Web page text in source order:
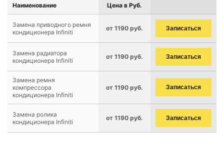
Наименование Цена в Руб.
Замена приводного ремня
кондиционера Infiniti
от 1190 руб. Записаться
Замена радиатора
кондиционера Infiniti
от 1190 руб. Записаться
Замена ремня
компрессора
кондиционера Infiniti
от 1190 руб. Записаться
Замена ролика
кондиционера Infiniti
от 1190 руб. Записаться